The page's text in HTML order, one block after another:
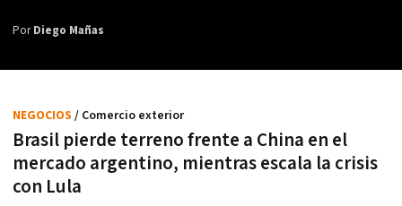
PorDiego Mañas
Brasil pierde terreno frente a China en el
mercado argentino, mientras escala la crisis
con Lula
NEGOCIOS / Comercio exterior